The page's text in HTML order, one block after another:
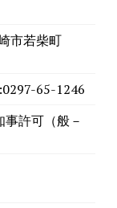
市若柴町
65-1246
許可（般－